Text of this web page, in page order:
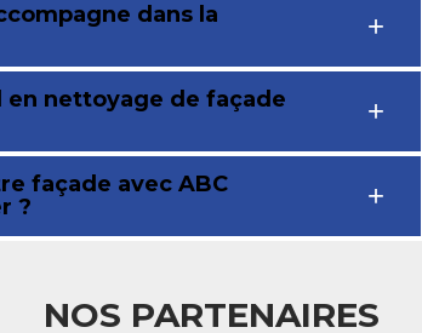
dans la
en nettoyage de façade
façade avec ABC
?
NOS PARTENAIRES